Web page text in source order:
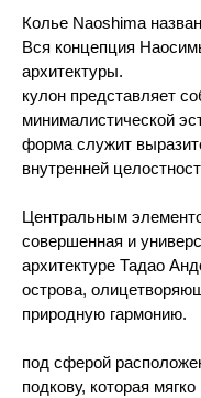
Колье Naoshima
Вся концепция
архитектуры.
кулон представляет
минималистической
форма служит
внутренней
Центральным
совершенная и
архитектуре Тадао
острова,
природную гармонию.
под сферой
подкову, которая